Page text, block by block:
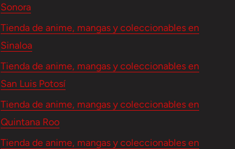
Sonora
Tienda de anime, mangas y coleccionables en
Sinaloa
Tienda de anime, mangas y coleccionables en
San Luis Potosí
Tienda de anime, mangas y coleccionables en
Quintana Roo
Tienda de anime, mangas y coleccionables en